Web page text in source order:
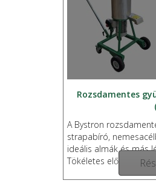
Rozsdamentes
A Bystron
strapabíró,
ideális almák és más
Tökéletes előkészítő